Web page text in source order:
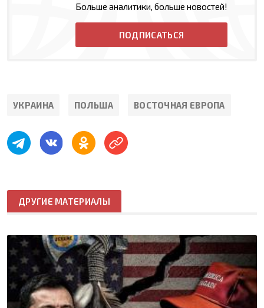
Больше аналитики, больше новостей!
ПОДПИСАТЬСЯ
УКРАИНА ПОЛЬША ВОСТОЧНАЯ ЕВРОПА
ДРУГИЕ МАТЕРИАЛЫ